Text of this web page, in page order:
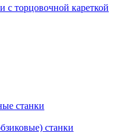
с торцовочной кареткой
станки
станки